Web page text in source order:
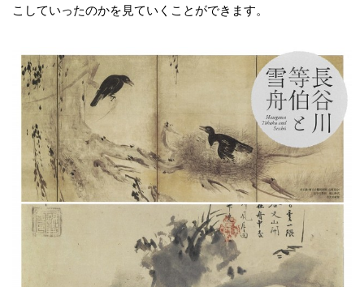
こしていったのかを見ていくことができます。